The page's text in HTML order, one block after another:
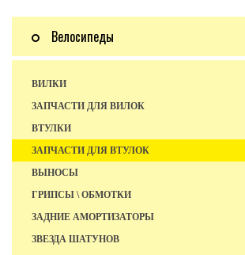
Велосипеды
ВИЛКИ
ЗАПЧАСТИ ДЛЯ ВИЛОК
ВТУЛКИ
ЗАПЧАСТИ ДЛЯ ВТУЛОК
ВЫНОСЫ
ГРИПСЫ \ ОБМОТКИ
ЗАДНИЕ АМОРТИЗАТОРЫ
ЗВЕЗДА ШАТУНОВ